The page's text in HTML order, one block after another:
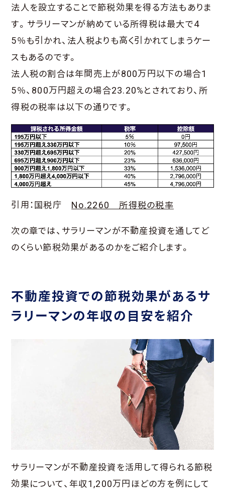
法人を設立することで節税効果を得る方法もありま
す。サラリーマンが納めている所得税は最大で4
5％も引かれ、法人税よりも高く引かれてしまうケー
スもあるのです。
法人税の割合は年間売上が800万円以下の場合1
5％、800万円超えの場合23.20%とされており、所
得税の税率は以下の通りです。
引用：国税庁 No.2260 所得税の税率
次の章では、サラリーマンが不動産投資を通してど
のくらい節税効果があるのかをご紹介します。
不動産投資での節税効果があるサ
ラリーマンの年収の目安を紹介
サラリーマンが不動産投資を活用して得られる節税
効果について、年収1,200万円ほどの方を例にして